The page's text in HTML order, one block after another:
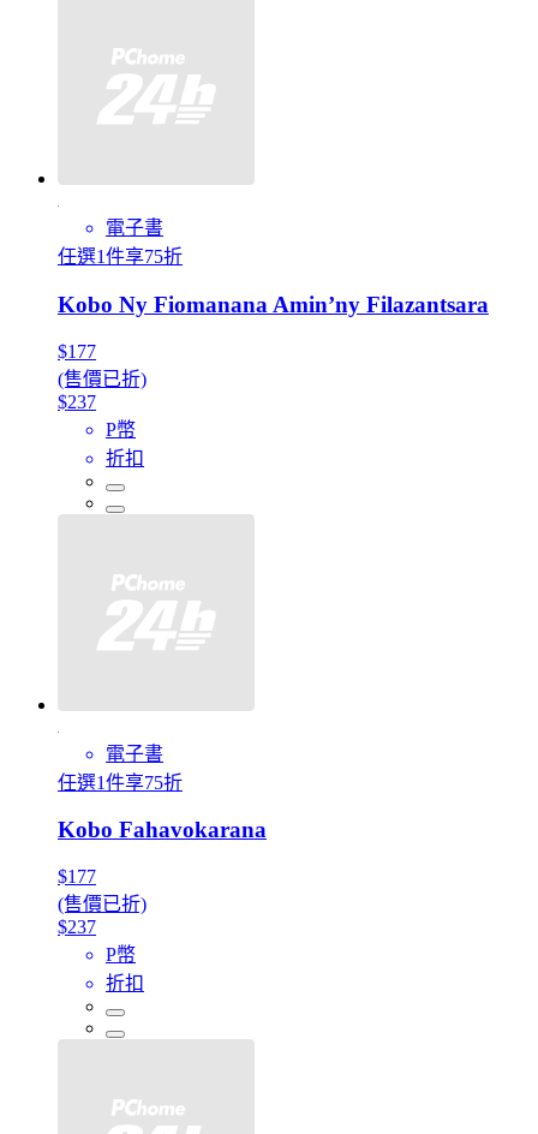
電子書
任選1件享75折
Kobo Ny Fiomanana Amin’ny Filazantsara
$177
(售價已折)
$237
P幣
折扣
電子書
任選1件享75折
Kobo Fahavokarana
$177
(售價已折)
$237
P幣
折扣